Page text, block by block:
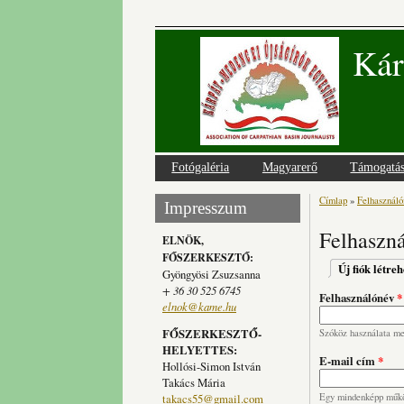
Fotógaléria Magyarerő Támogatás
Impresszum
ELNÖK,
FŐSZERKESZTŐ:
Gyöngyösi Zsuzsanna
+ 36 30 525 6745
elnok@kame.hu
FŐSZERKESZTŐ-
HELYETTES:
Hollósi-Simon István
Takács Mária
takacs55@gmail.com
Jelenlegi
Címlap »
Új fiók
Felhasználónév*
Szóköz használata
E-mail cím*
Egy mindenképp